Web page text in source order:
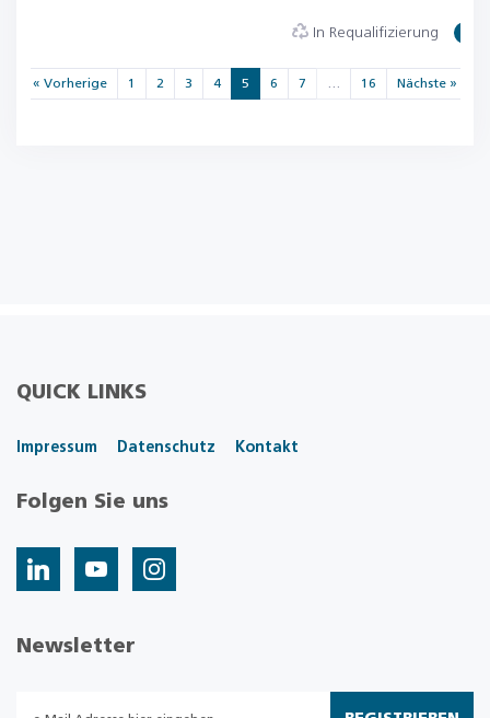
In Requalifizierung
« Vorherige 1 2 3 4 5 6 7 16 Nächste »
QUICK LINKS
Impressum Datenschutz Kontakt
Folgen Sie uns
Newsletter